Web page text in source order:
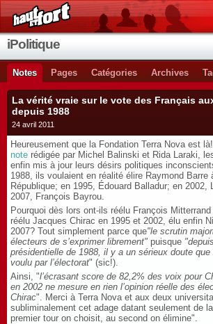
iPolitique
Notes Pages Catégories Archives
La vérité vraie sur le vote des Français
depuis 1988
24 avril 2011
Heureusement que la Fondation Terra Nova est
note rédigée par Michel Balinski et Rida Laraki,
enfin mis à jour leurs désirs politiques
1988, ils voulaient en réalité élire Raymond Barre
République; en 1995, Édouard Balladur; en 2002,
2007, François Bayrou.
Pourquoi dès lors ont-ils réélu François
réélu Jacques Chirac en 1995 et 2002, élu enfin
2007? Tout simplement parce que"le scrutin
électeurs de s’exprimer librement" puisque
présidentielle de 1988, il y a un sérieux doute que
voulu par l’électorat" (sic!).
Ainsi, "l’écrasant score de 82,2% des voix pour
en 2002 ne mesure en rien l’opinion réelle des
Chirac". Merci à Terra Nova et aux deux
subliminalement cet adage datant seulement de
premier tour on choisit, au second on élimine".